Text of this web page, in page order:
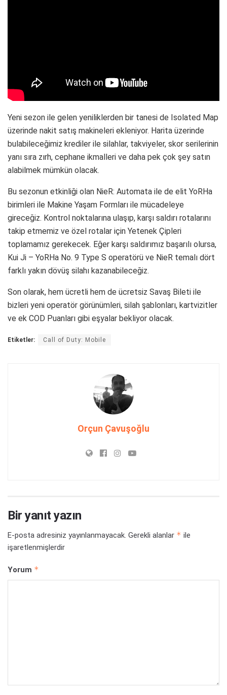
Yeni sezon ile gelen yeniliklerden bir tanesi de Isolated Map
üzerinde nakit satış makineleri ekleniyor. Harita üzerinde
bulabileceğimiz krediler ile silahlar, takviyeler, skor serilerinin
yanı sıra zırh, cephane ikmalleri ve daha pek çok şey satın
alabilmek mümkün olacak.
Bu sezonun etkinliği olan NieR: Automata ile de elit YoRHa
birimleri ile Makine Yaşam Formları ile mücadeleye
gireceğiz. Kontrol noktalarına ulaşıp, karşı saldırı rotalarını
takip etmemiz ve özel rotalar için Yetenek Çipleri
toplamamız gerekecek. Eğer karşı saldırımız başarılı olursa,
Kui Ji – YoRHa No. 9 Type S operatörü ve NieR temalı dört
farklı yakın dövüş silahı kazanabileceğiz.
Son olarak, hem ücretli hem de ücretsiz Savaş Bileti ile
bizleri yeni operatör görünümleri, silah şablonları, kartvizitler
ve ek COD Puanları gibi eşyalar bekliyor olacak.
Etiketler: Call of Duty: Mobile
Orçun Çavuşoğlu
Bir yanıt yazın
E-posta adresiniz yayınlanmayacak. Gerekli alanlar * ile
işaretlenmişlerdir
Yorum *